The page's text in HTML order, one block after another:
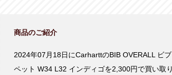
商品のご紹介
2024年07月18日にCarharttのBIB OVERALL ビ
ペット W34 L32 インディゴを2,300円で買い取